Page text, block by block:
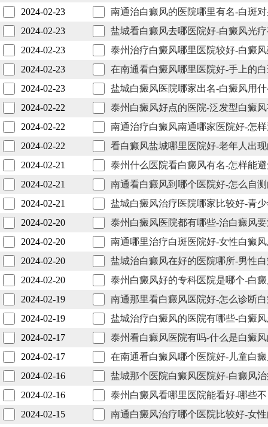
2024-02-23
南通治白癜风的医院哪里有名-白斑
2024-02-23
盐城看白癜风去哪医院好-白癜风光
2024-02-23
泰州治疗白癜风哪里医院较好-白癜
2024-02-23
在南通看白癜风哪里医院好-手上的
2024-02-23
盐城白癜风医院哪家出名-白癜风用
2024-02-22
泰州白癜风好点的医院-泛发型白癜
2024-02-22
南通治疗白癜风南通哪家医院好-怎
2024-02-22
看白癜风盐城哪里医院好-老年人出
2024-02-21
泰州什么医院看白癜风有名-怎样能
2024-02-21
南通看白癜风到哪个医院好-怎么自
2024-02-21
盐城白癜风治疗医院哪家比较好-青
2024-02-20
泰州白癜风医院都有哪些-治白癜风
2024-02-20
南通哪里治疗白斑医院好-女性白癜
2024-02-20
盐城治白癜风在好的医院哪所-男性
2024-02-20
泰州白癜风好的专科医院是哪个-白
2024-02-19
南通那里看白癜风医院好-怎么诊断
2024-02-19
盐城治疗白癜风的医院有哪些-白癜
2024-02-17
泰州看白癜风医院有吗-什么是白癜
2024-02-17
在南通看白癜风哪个医院好-儿童白
2024-02-16
盐城那个医院白癜风医院好-白癜风
2024-02-16
泰州白癜风看哪里医院能看好-哪些
2024-02-15
南通白癜风治疗哪个医院比较好-女